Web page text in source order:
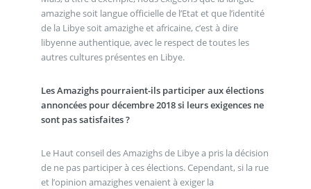
amazighe soit langue officielle de l’Etat et que l’identité
de la Libye soit amazighe et africaine, c’est à dire
libyenne authentique, avec le respect de toutes les
autres cultures présentes en Libye.
Les Amazighs pourraient-ils participer aux élections
annoncées pour décembre 2018 si leurs exigences ne
sont pas satisfaites ?
Le Haut conseil des Amazighs de Libye a pris la décision
de ne pas participer à ces élections. Cependant, si la rue
et l’opinion amazighes venaient à exiger la